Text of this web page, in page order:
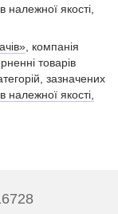
якості,
, компанія
товарів
зазначених
належної якості,